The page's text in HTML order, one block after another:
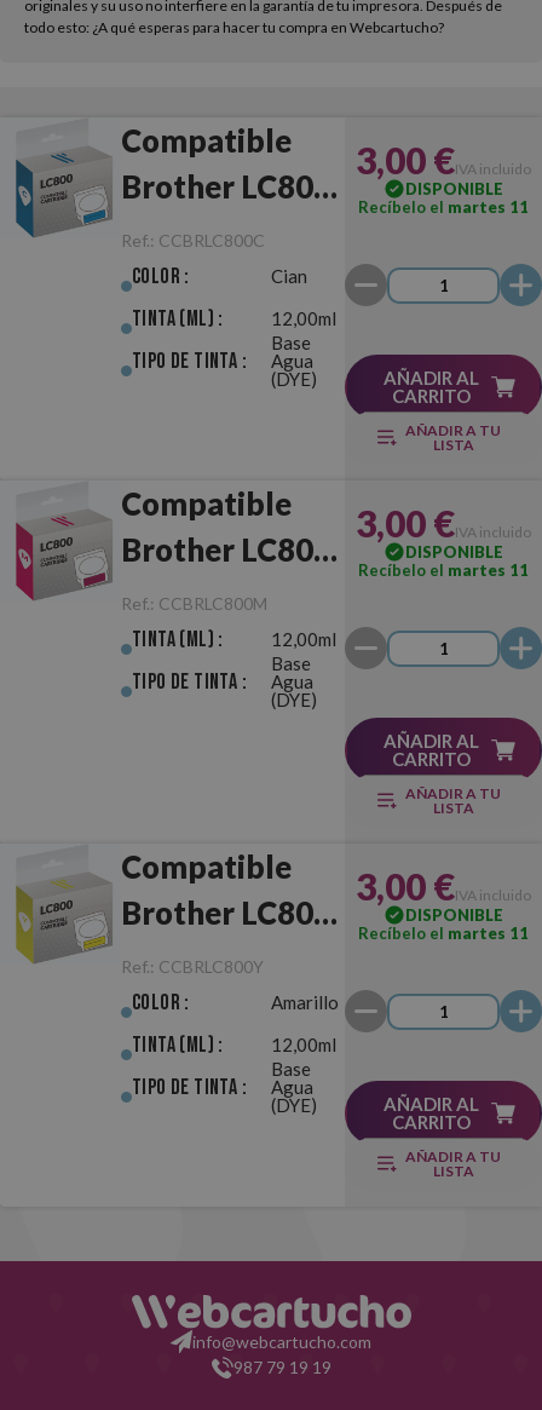
originales y su uso no interfiere en la garantía de tu impresora. Después de
todo esto: ¿A qué esperas para hacer tu compra en Webcartucho?
Compatible
Brother LC800
Cian
Ref.: CCBRLC800C
Color : Cian
Tinta (ml) : 12,00ml
Tipo de Tinta :
Base
Agua
(DYE)
3,00 €IVA incluido
DISPONIBLE
Recíbelo el martes 11
AÑADIR AL
CARRITO
AÑADIR A TU
LISTA
Compatible
Brother LC800
Magenta
Ref.: CCBRLC800M
Tinta (ml) : 12,00ml
Tipo de Tinta :
Base
Agua
(DYE)
3,00 €IVA incluido
DISPONIBLE
Recíbelo el martes 11
AÑADIR AL
CARRITO
AÑADIR A TU
LISTA
Compatible
Brother LC800
Amarillo
Ref.: CCBRLC800Y
Color : Amarillo
Tinta (ml) : 12,00ml
Tipo de Tinta :
Base
Agua
(DYE)
3,00 €IVA incluido
DISPONIBLE
Recíbelo el martes 11
AÑADIR AL
CARRITO
AÑADIR A TU
LISTA
info@webcartucho.com
987 79 19 19